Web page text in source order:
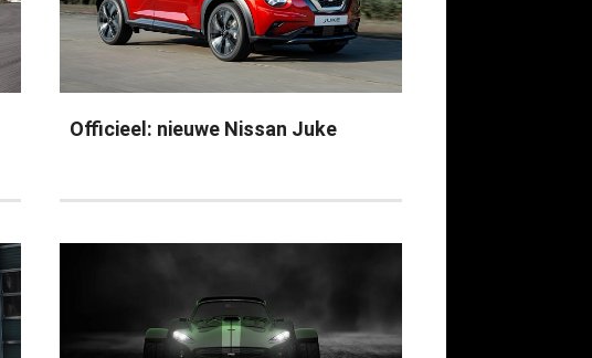
Officieel: nieuwe Nissan Juke